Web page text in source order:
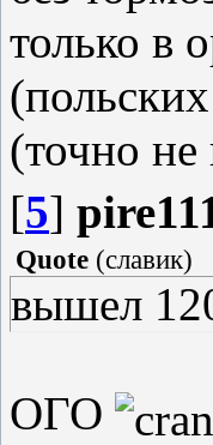
только в
(точно
[5]
Quote (славик)
вышел
ОГО